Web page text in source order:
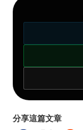
分享這篇文章